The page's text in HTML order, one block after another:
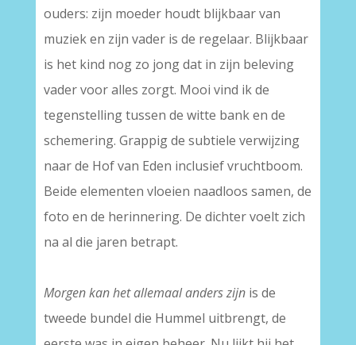
ouders: zijn moeder houdt blijkbaar van
muziek en zijn vader is de regelaar. Blijkbaar
is het kind nog zo jong dat in zijn beleving
vader voor alles zorgt. Mooi vind ik de
tegenstelling tussen de witte bank en de
schemering. Grappig de subtiele verwijzing
naar de Hof van Eden inclusief vruchtboom.
Beide elementen vloeien naadloos samen, de
foto en de herinnering. De dichter voelt zich
na al die jaren betrapt.
Morgen kan het allemaal anders zijnis de
tweede bundel die Hummel uitbrengt, de